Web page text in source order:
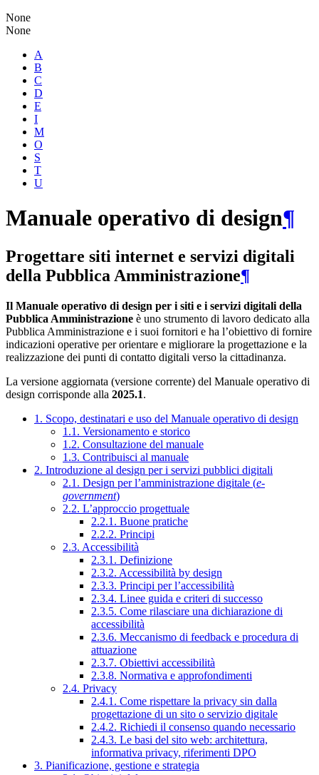
None
None
A
B
C
D
E
I
M
O
S
T
U
Manuale operativo di design¶
Progettare siti internet e servizi digitali
della Pubblica Amministrazione¶
Il Manuale operativo di design per i siti e i servizi digitali della
Pubblica Amministrazione è uno strumento di lavoro dedicato alla
Pubblica Amministrazione e i suoi fornitori e ha l’obiettivo di fornire
indicazioni operative per orientare e migliorare la progettazione e la
realizzazione dei punti di contatto digitali verso la cittadinanza.
La versione aggiornata (versione corrente) del Manuale operativo di
design corrisponde alla 2025.1.
1. Scopo, destinatari e uso del Manuale operativo di design
1.1. Versionamento e storico
1.2. Consultazione del manuale
1.3. Contribuisci al manuale
2. Introduzione al design per i servizi pubblici digitali
2.1. Design per l’amministrazione digitale (e-
government)
2.2. L’approccio progettuale
2.2.1. Buone pratiche
2.2.2. Principi
2.3. Accessibilità
2.3.1. Definizione
2.3.2. Accessibilità by design
2.3.3. Principi per l’accessibilità
2.3.4. Linee guida e criteri di successo
2.3.5. Come rilasciare una dichiarazione di
accessibilità
2.3.6. Meccanismo di feedback e procedura di
attuazione
2.3.7. Obiettivi accessibilità
2.3.8. Normativa e approfondimenti
2.4. Privacy
2.4.1. Come rispettare la privacy sin dalla
progettazione di un sito o servizio digitale
2.4.2. Richiedi il consenso quando necessario
2.4.3. Le basi del sito web: architettura,
informativa privacy, riferimenti DPO
3. Pianificazione, gestione e strategia